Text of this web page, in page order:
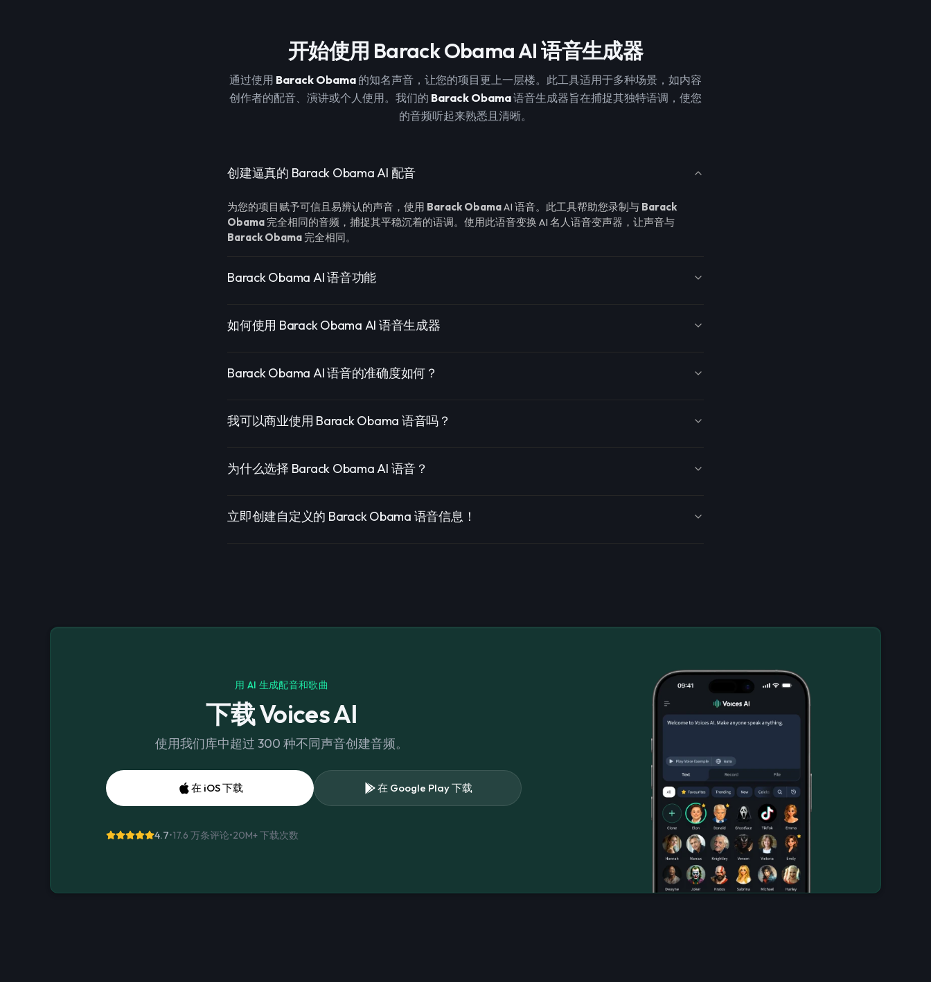
开始使用 Barack Obama AI 语音生成器
通过使用 Barack Obama 的知名声音，让您的项目更上一层楼。此工具适用于多种场景，如内容
创作者的配音、演讲或个人使用。我们的 Barack Obama语音生成器旨在捕捉其独特语调，使您
的音频听起来熟悉且清晰。
创建逼真的 Barack Obama AI 配音
为您的项目赋予可信且易辨认的声音，使用 Barack ObamaAI 语音。此工具帮助您录制与 Barack
Obama 完全相同的音频，捕捉其平稳沉着的语调。使用此语音变换 AI 名人语音变声器，让声音与
Barack Obama 完全相同。
Barack Obama AI 语音功能
如何使用 Barack Obama AI 语音生成器
Barack Obama AI 语音的准确度如何？
我可以商业使用 Barack Obama 语音吗？
为什么选择 Barack Obama AI 语音？
立即创建自定义的 Barack Obama 语音信息！
用 AI 生成配音和歌曲
下载 Voices AI
使用我们库中超过 300 种不同声音创建音频。
在 iOS 下载 在 Google Play 下载
4.7•17.6 万条评论•20M+下载次数